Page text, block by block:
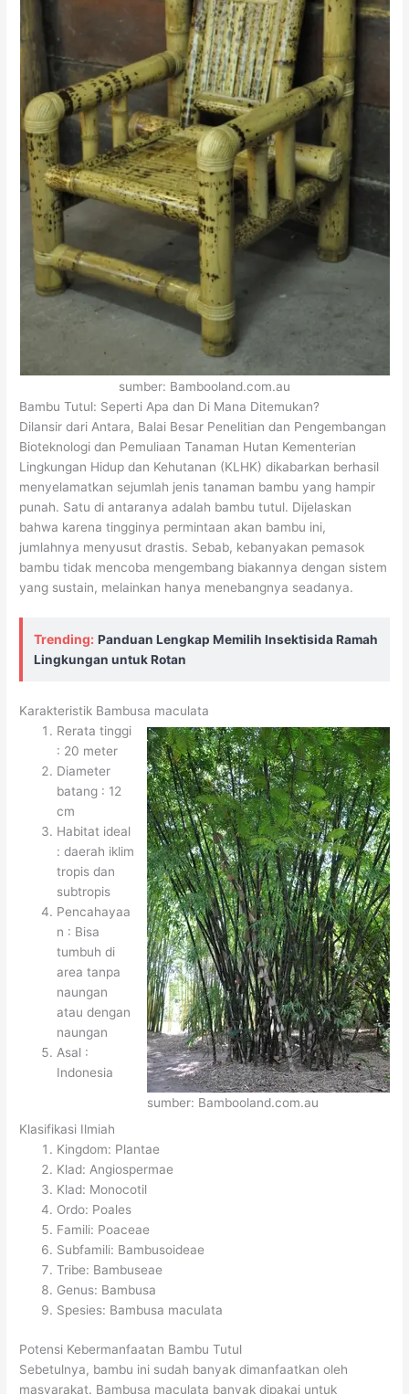
sumber: Bambooland.com.au
Bambu Tutul: Seperti Apa dan Di Mana Ditemukan?
Dilansir dari Antara, Balai Besar Penelitian dan Pengembangan
Bioteknologi dan Pemuliaan Tanaman Hutan Kementerian
Lingkungan Hidup dan Kehutanan (KLHK) dikabarkan berhasil
menyelamatkan sejumlah jenis tanaman bambu yang hampir
punah. Satu di antaranya adalah bambu tutul. Dijelaskan
bahwa karena tingginya permintaan akan bambu ini,
jumlahnya menyusut drastis. Sebab, kebanyakan pemasok
bambu tidak mencoba mengembang biakannya dengan sistem
yang sustain, melainkan hanya menebangnya seadanya.
Trending: Panduan Lengkap Memilih Insektisida Ramah
Lingkungan untuk Rotan
Karakteristik Bambusa maculata
sumber: Bambooland.com.au
Rerata tinggi
: 20 meter
Diameter
batang : 12
cm
Habitat ideal
: daerah iklim
tropis dan
subtropis
Pencahayaa
n : Bisa
tumbuh di
area tanpa
naungan
atau dengan
naungan
Asal :
Indonesia
Klasifikasi Ilmiah
Kingdom: Plantae
Klad: Angiospermae
Klad: Monocotil
Ordo: Poales
Famili: Poaceae
Subfamili: Bambusoideae
Tribe: Bambuseae
Genus: Bambusa
Spesies: Bambusa maculata
Potensi Kebermanfaatan Bambu Tutul
Sebetulnya, bambu ini sudah banyak dimanfaatkan oleh
masyarakat. Bambusa maculata banyak dipakai untuk